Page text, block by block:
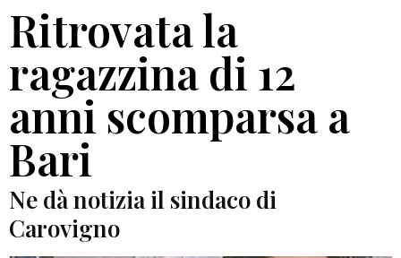
Ritrovata la
ragazzina di 12
anni scomparsa a
Bari
Ne dà notizia il sindaco di
Carovigno